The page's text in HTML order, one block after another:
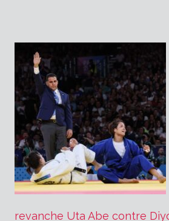
l’article
revanche Uta Abe contre